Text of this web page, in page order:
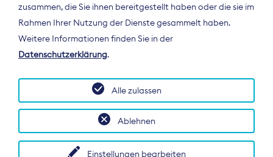
Der Bundesverband Digitalpublisher und
Zeitungsverleger (BDZV) vertritt als
Spitzenorganisation die Interessen der
Deutschland und auf EU-Ebene.
zusammen, die Sie ihnen bereitgestellt haben oder die sie im
Rahmen Ihrer Nutzung der Dienste gesammelt haben.
Weitere Informationen finden Sie in der
Datenschutzerklärung.
Einstellungen bearbeiten
Ablehnen
Alle zulassen